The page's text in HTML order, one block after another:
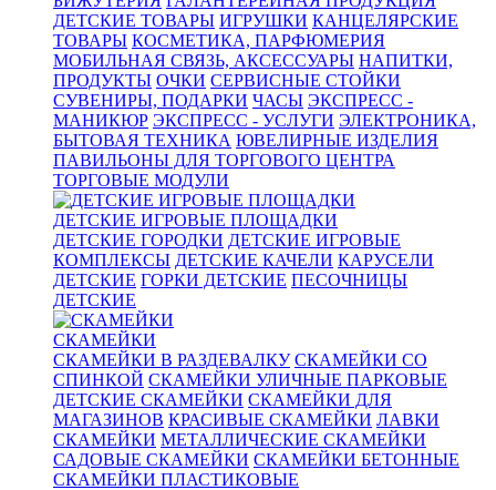
ДЕТСКИЕ ТОВАРЫ ИГРУШКИ КАНЦЕЛЯРСКИЕ
ТОВАРЫ КОСМЕТИКА, ПАРФЮМЕРИЯ
МОБИЛЬНАЯ СВЯЗЬ, АКСЕССУАРЫ НАПИТКИ,
ПРОДУКТЫ ОЧКИ СЕРВИСНЫЕ СТОЙКИ
СУВЕНИРЫ, ПОДАРКИ ЧАСЫ ЭКСПРЕСС -
МАНИКЮР ЭКСПРЕСС - УСЛУГИ ЭЛЕКТРОНИКА,
БЫТОВАЯ ТЕХНИКА ЮВЕЛИРНЫЕ ИЗДЕЛИЯ
ПАВИЛЬОНЫ ДЛЯ ТОРГОВОГО ЦЕНТРА
ТОРГОВЫЕ МОДУЛИ
ДЕТСКИЕ ИГРОВЫЕ ПЛОЩАДКИ
ДЕТСКИЕ ГОРОДКИ ДЕТСКИЕ ИГРОВЫЕ
КОМПЛЕКСЫ ДЕТСКИЕ КАЧЕЛИ КАРУСЕЛИ
ДЕТСКИЕ ГОРКИ ДЕТСКИЕ ПЕСОЧНИЦЫ
ДЕТСКИЕ
СКАМЕЙКИ
СКАМЕЙКИ В РАЗДЕВАЛКУ СКАМЕЙКИ СО
СПИНКОЙ СКАМЕЙКИ УЛИЧНЫЕ ПАРКОВЫЕ
ДЕТСКИЕ СКАМЕЙКИ СКАМЕЙКИ ДЛЯ
МАГАЗИНОВ КРАСИВЫЕ СКАМЕЙКИ ЛАВКИ
СКАМЕЙКИ МЕТАЛЛИЧЕСКИЕ СКАМЕЙКИ
САДОВЫЕ СКАМЕЙКИ СКАМЕЙКИ БЕТОННЫЕ
СКАМЕЙКИ ПЛАСТИКОВЫЕ